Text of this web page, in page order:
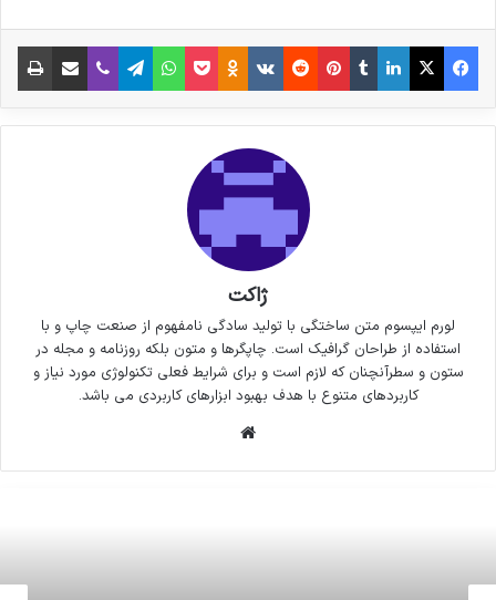
کپی لینک
فیس بوک X لینکدین
‫تامبلر‫پین‌ترست
‫رددیت‫VKontakte
‫Odnoklassniki
پاکتواتس آپ تلگراموایبر اشتراک گذاری از طریق ایمیل
ژاکت
لورم ایپسوم متن ساختگی با تولید سادگی نامفهوم از صنعت چاپ و با
استفاده از طراحان گرافیک است. چاپگرها و متون بلکه روزنامه و مجله در
ستون و سطرآنچنان که لازم است و برای شرایط فعلی تکنولوژی مورد نیاز و
کاربردهای متنوع با هدف بهبود ابزارهای کاربردی می باشد.